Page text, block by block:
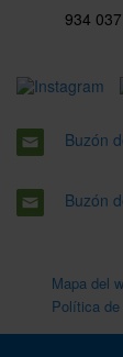
934
Buzón
Buzón
Mapa del
Política